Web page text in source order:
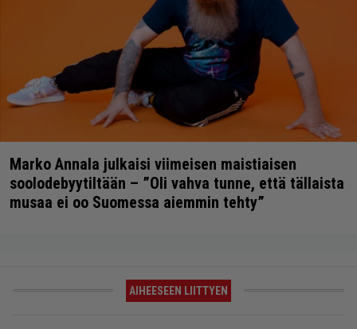
Marko Annala julkaisi viimeisen maistiaisen
soolodebyytiltään – ”Oli vahva tunne, että tällaista
musaa ei oo Suomessa aiemmin tehty”
AIHEESEEN LIITTYEN